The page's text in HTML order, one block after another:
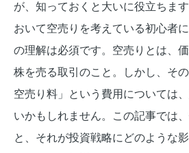
が、知っておくと大いに役立ちま
おいて空売りを考えている初心者
の理解は必須です。空売りとは、
株を売る取引のこと。しかし、そ
空売り料」という費用については
いかもしれません。この記事では
と、それが投資戦略にどのような